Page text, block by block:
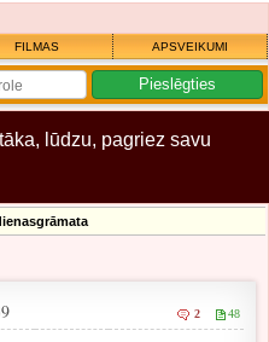
FILMAS APSVEIKUMI
lūdzu, pagriez savu
2 48